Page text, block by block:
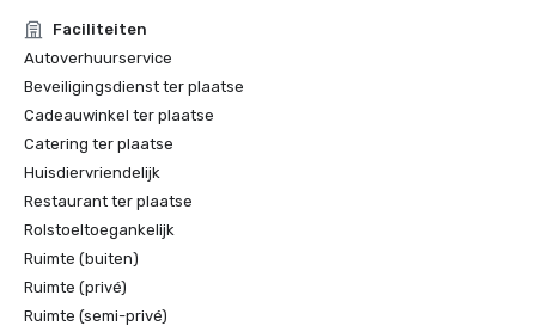
Faciliteiten
Autoverhuurservice
Beveiligingsdienst ter plaatse
Cadeauwinkel ter plaatse
Catering ter plaatse
Huisdiervriendelijk
Restaurant ter plaatse
Rolstoeltoegankelijk
Ruimte (buiten)
Ruimte (privé)
Ruimte (semi-privé)